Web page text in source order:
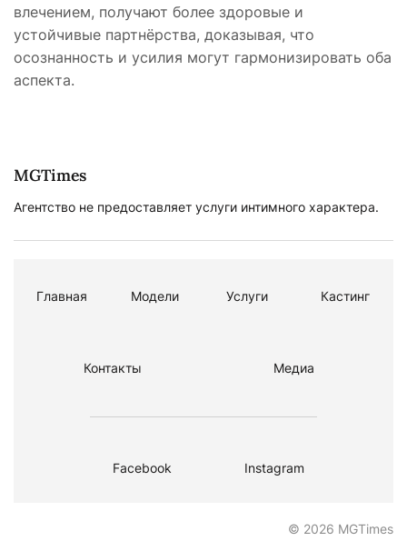
влечением, получают более здоровые и
устойчивые партнёрства, доказывая, что
осознанность и усилия могут гармонизировать оба
аспекта.
MGTimes
Агентство не предоставляет услуги интимного характера.
Главная Модели Услуги Кастинг
Контакты Медиа
Facebook Instagram
© 2026 MGTimes